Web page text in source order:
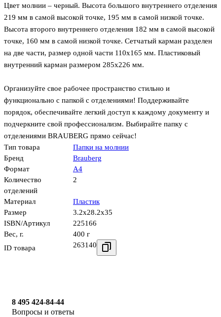
Цвет молнии – черный. Высота большого внутреннего отделения
219 мм в самой высокой точке, 195 мм в самой низкой точке.
Высота второго внутреннего отделения 182 мм в самой высокой
точке, 160 мм в самой низкой точке. Сетчатый карман разделен
на две части, размер одной части 110х165 мм. Пластиковый
внутренний карман размером 285х226 мм.
Организуйте свое рабочее пространство стильно и
функционально с папкой с отделениями! Поддерживайте
порядок, обеспечивайте легкий доступ к каждому документу и
подчеркните свой профессионализм. Выбирайте папку с
отделениями BRAUBERG прямо сейчас!
Тип товара
Папки на молнии
Бренд
Brauberg
Формат
А4
Количество
отделений
2
Материал
Пластик
Размер
3.2x28.2x35
ISBN/Артикул
225166
Вес, г.
400 г
ID товара
263140
8 495 424-84-44
Вопросы и ответы